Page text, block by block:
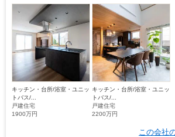
キッチン・台所/浴室・ユニッ
トバス/...
戸建住宅
1900万円
キッチン・台所/浴室・ユニッ
トバス/...
戸建住宅
2200万円
この会社